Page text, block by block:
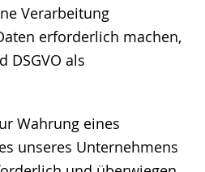
Verarbeitung
erforderlich machen,
DSGVO als
Wahrung eines
unseres Unternehmens